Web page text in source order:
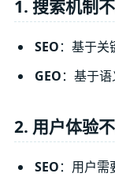
1. 搜索机制
SEO：基于关
GEO：基于
2. 用户体验
SEO：用户需